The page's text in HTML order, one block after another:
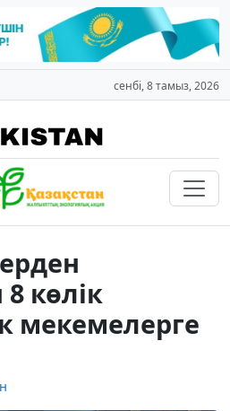
сенбі, 8 тамыз, 2026
көлік
мекемелерге